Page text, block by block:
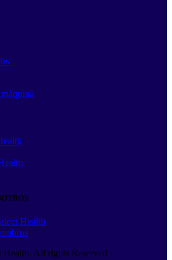
Health
Health. All rights Reserved